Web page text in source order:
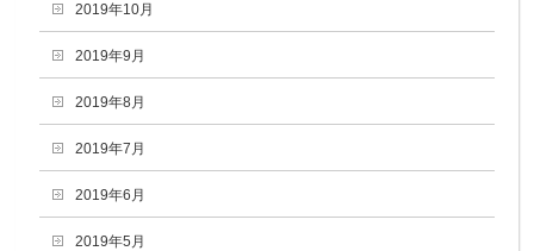
2019年10月
2019年9月
2019年8月
2019年7月
2019年6月
2019年5月